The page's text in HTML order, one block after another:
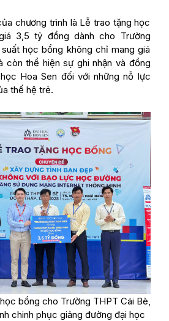
chương trình là Lễ trao tặng học
3,5 tỷ đồng dành cho Trường
học bổng không chỉ mang giá
còn thể hiện sự ghi nhận và đồng
Hoa Sen đối với những nỗ lực
thế hệ trẻ.
bổng cho Trường THPT Cái Bè,
chinh phục giảng đường đại học